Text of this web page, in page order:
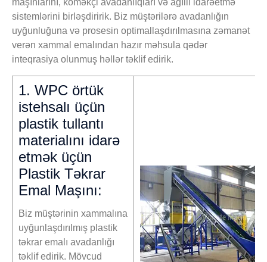
sistemlərini birləşdiririk. Biz müştərilərə avadanlığın
uyğunluğuna və prosesin optimallaşdırılmasına zəmanət
verən xammal emalından hazır məhsula qədər
inteqrasiya olunmuş həllər təklif edirik.
1. WPC örtük
istehsalı üçün
plastik tullantı
materialını idarə
etmək üçün
Plastik Təkrar
Emal Maşını:
Biz müştərinin xammalına
uyğunlaşdırılmış plastik
təkrar emalı avadanlığı
təklif edirik. Mövcud